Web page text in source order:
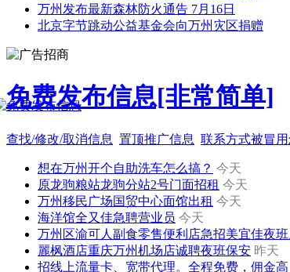
万州发布最新森林防火通告 7月16日
北京字节跳动公益基金会向万州灾区捐赠
免费发布信息[非常简单]
查找/修改/取消信息 置顶推广信息 联系方式被冒
想在万州开个自助洗车怎么搞？ 今天
原龙驹粮站龙驹分站2号门面招租 今天
万州移民广场国贸中心面馆出租 今天
海洋馆全又佳急聘营业员 今天
万州区渝可人副食零售便利店急招美宜佳夜
麗枫酒店重庆万州机场店诚聘夜班保安 昨天
招线上流量卡、宽带代理。全程免费，佣金高